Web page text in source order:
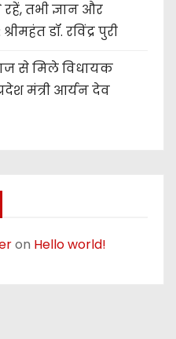
रहें, तभी ज्ञान और
डॉ. रविंद्र पुरी
से मिले विधायक
मंत्री आर्यन देव
on Hello world!